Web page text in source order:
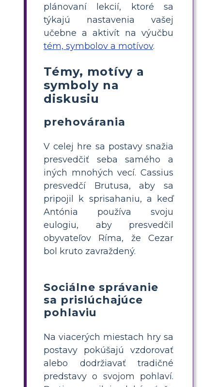
plánovaní lekcií, ktoré sa
týkajú nastavenia vašej
učebne a aktivít na výučbu
tém, symbolov a motívov.
Témy, motívy a
symboly na
diskusiu
prehovárania
V celej hre sa postavy snažia
presvedčiť seba samého a
iných mnohých vecí. Cassius
presvedčí Brutusa, aby sa
pripojil k sprisahaniu, a keď
Antónia používa svoju
eulogiu, aby presvedčil
obyvateľov Ríma, že Cezar
bol kruto zavraždený.
Sociálne správanie
sa prislúchajúce
pohlaviu
Na viacerých miestach hry sa
postavy pokúšajú vzdorovať
alebo dodržiavať tradičné
predstavy o svojom pohlaví.